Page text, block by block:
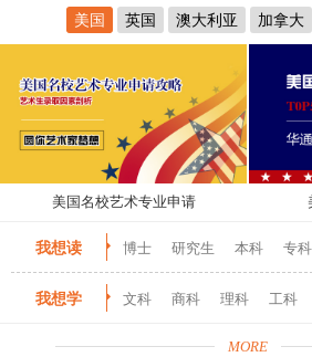
美国
英国 澳大利亚 加拿大
美国名校艺术专业申请
我想读 博士 研究生 本科 专科
我想学 文科 商科 理科 工科
MORE